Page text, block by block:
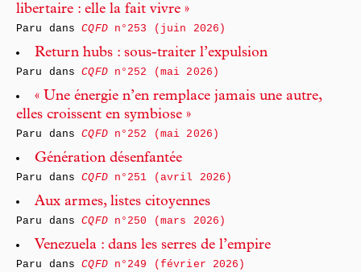
libertaire : elle la fait vivre »
Paru dansCQFDn°253 (juin 2026)
Return hubs : sous-traiter l’expulsion
Paru dansCQFDn°252 (mai 2026)
« Une énergie n’en remplace jamais une autre,
elles croissent en symbiose »
Paru dansCQFDn°252 (mai 2026)
Génération désenfantée
Paru dansCQFDn°251 (avril 2026)
Aux armes, listes citoyennes
Paru dansCQFDn°250 (mars 2026)
Venezuela : dans les serres de l’empire
Paru dansCQFDn°249 (février 2026)